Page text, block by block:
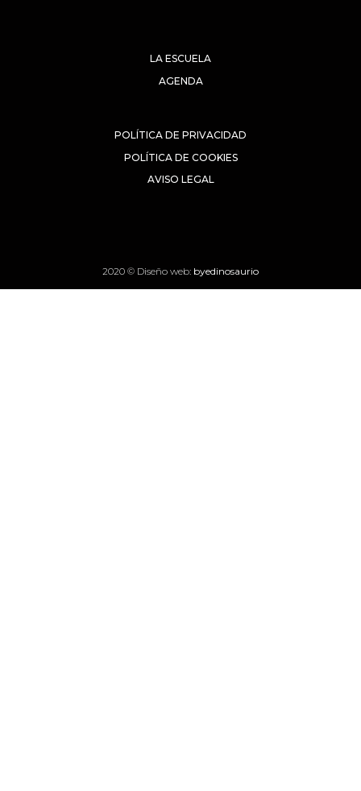
LA ESCUELA
AGENDA
POLÍTICA DE PRIVACIDAD
POLÍTICA DE COOKIES
AVISO LEGAL
2020 © Diseño web: byedinosaurio